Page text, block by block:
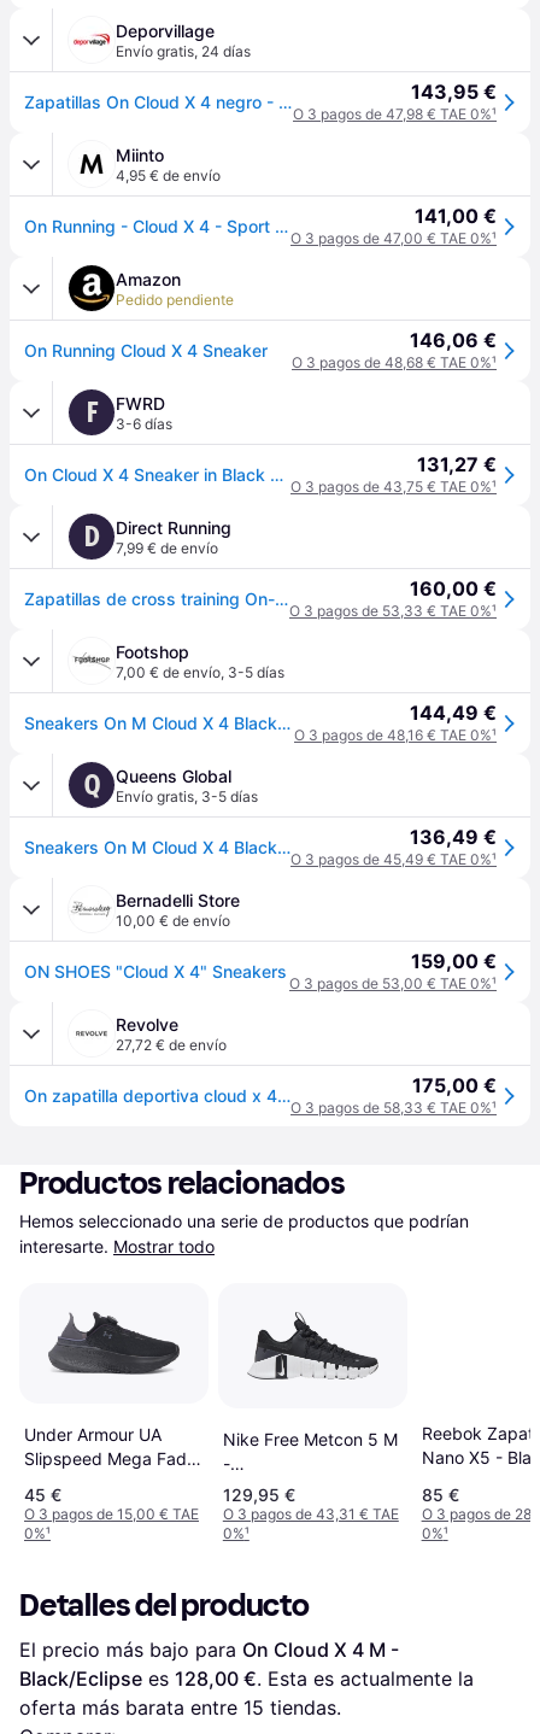
Deporvillage
Envío gratis, 24 días
Zapatillas On Cloud X 4 negro - 42.5 - Black 143,95 €
O 3 pagos de 47,98 € TAE 0%¹
Miinto
4,95 € de envío
On Running - Cloud X 4 - Sport - Mujer - Negro - 38 1/2 EU - 141,00 €
O 3 pagos de 47,00 € TAE 0%¹
Amazon
Pedido pendiente
On Running Cloud X 4 Sneaker 146,06 €
O 3 pagos de 48,68 € TAE 0%¹
F FWRD
3-6 días
On Cloud X 4 Sneaker in Black & Eclipse - Black. Size 12.5 (also in 7, 8, 8.5, 9, 9.5, 10, 10.5, 11, 11.5, 12, 13). 131,27 €
O 3 pagos de 43,75 € TAE 0%¹
D Direct Running
7,99 € de envío
Zapatillas de cross training On-running Cloud X 4 - Noir 160,00 €
O 3 pagos de 53,33 € TAE 0%¹
Footshop
7,00 € de envío, 3-5 días
Sneakers On M Cloud X 4 Black/ Eclipse EUR 42.5 144,49 €
O 3 pagos de 48,16 € TAE 0%¹
Q Queens Global
Envío gratis, 3-5 días
Sneakers On M Cloud X 4 Black/ Eclipse EUR 42.5 136,49 €
O 3 pagos de 45,49 € TAE 0%¹
Bernadelli Store
10,00 € de envío
ON SHOES "Cloud X 4" Sneakers 159,00 €
O 3 pagos de 53,00 € TAE 0%¹
Revolve
27,72 € de envío
On zapatilla deportiva cloud x 4 en color negro talla 10.5 (también en 8, 8.5, 9, 9.5, 10, 11, 11.5, 12, 12.5, 13). 175,00 €
O 3 pagos de 58,33 € TAE 0%¹
Productos relacionados
Hemos seleccionado una serie de productos que podrían
interesarte. Mostrar todo
Under Armour UA
Slipspeed Mega Fade
45 €
O 3 pagos de 15,00 € TAE
0%¹
Nike Free Metcon 5 M
-
Black/Anthracite/White
129,95 €
O 3 pagos de 43,31 € TAE
0%¹
Reebok
Nano X5 -
85 €
O 3 pagos de
0%¹
Detalles del producto
El precio más bajo para On Cloud X 4 M -
Black/Eclipse es 128,00 €. Esta es actualmente la
oferta más barata entre 15 tiendas.